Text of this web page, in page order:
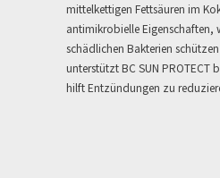
mittelkettigen Fettsäuren im
antimikrobielle Eigenschaften,
schädlichen Bakterien
unterstützt BC SUN PROTECT
hilft Entzündungen zu